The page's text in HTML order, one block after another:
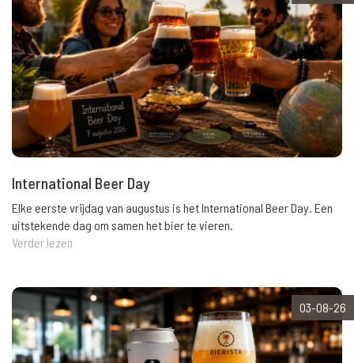
International Beer Day
Elke eerste vrijdag van augustus is het International Beer Day. Een
uitstekende dag om samen het bier te vieren.
Verder lezen
03-08-26